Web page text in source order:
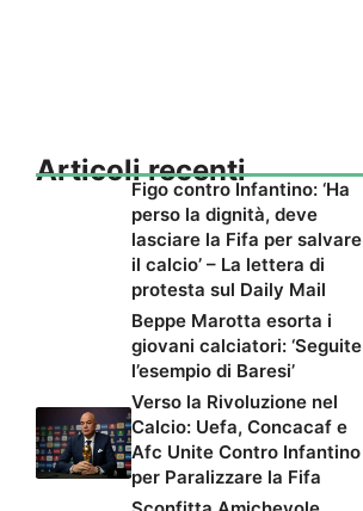
Articoli recenti
Figo contro Infantino: ‘Ha
perso la dignità, deve
lasciare la Fifa per salvare
il calcio’ – La lettera di
protesta sul Daily Mail
Beppe Marotta esorta i
giovani calciatori: ‘Seguite
l’esempio di Baresi’
Verso la Rivoluzione nel
Calcio: Uefa, Concacaf e
Afc Unite Contro Infantino
per Paralizzare la Fifa